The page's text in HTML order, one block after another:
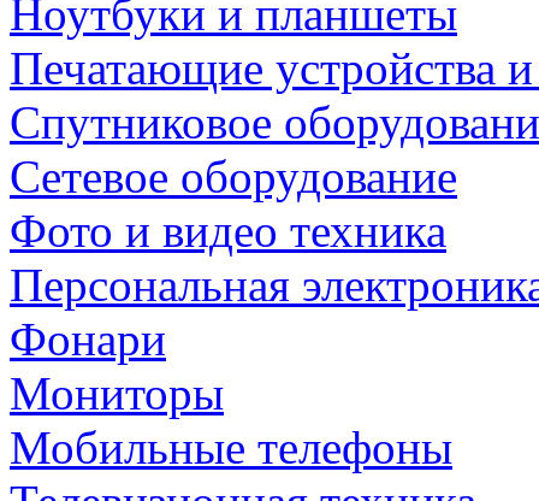
Ноутбуки и планшеты
Печатающие устройства
Спутниковое
Сетевое оборудование
Фото и видео техника
Персональная
Фонари
Мониторы
Мобильные телефоны